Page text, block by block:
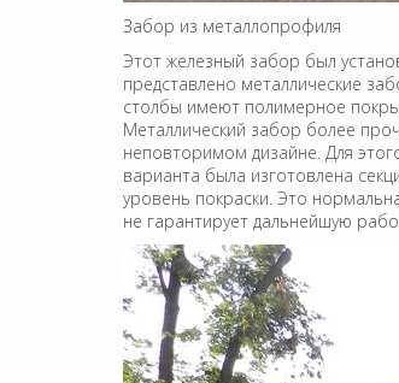
Забор из металлопрофиля
Этот железный забор был
представлено металлические
столбы имеют полимерное
Металлический забор более
неповторимом дизайне. Для
варианта была изготовлена
уровень покраски. Это
не гарантирует дальнейшую